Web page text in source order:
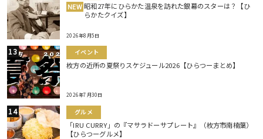
NEW 昭和27年にひらかた温泉を訪れた銀幕のスターは？【ひ
らかたクイズ】
2026年8月5日
イベント
枚方の近所の夏祭りスケジュール2026【ひらつーまとめ】
2026年7月30日
グルメ
「IRU CURRY」の『マサラドーサプレート』（枚方市南楠葉）
【ひらつーグルメ】